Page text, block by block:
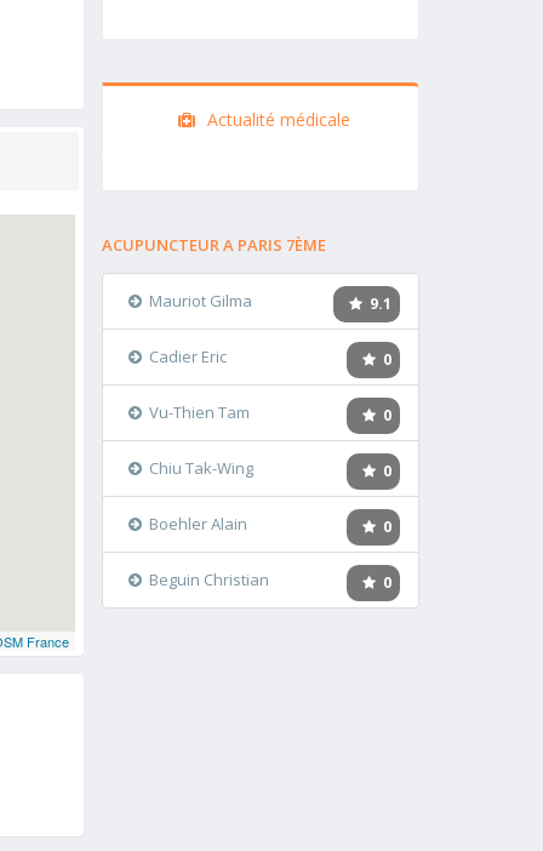
France
Actualité médicale
ACUPUNCTEUR A PARIS 7ÈME
9.1
Mauriot Gilma
0
Cadier Eric
0
Vu-Thien Tam
0
Chiu Tak-Wing
0
Boehler Alain
0
Beguin Christian